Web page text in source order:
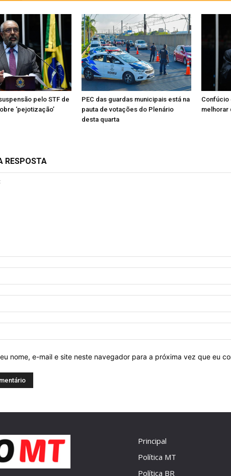
pelo STF de
‘pejotização’
PEC das guardas municipais está na
pauta de votações do Plenário
desta quarta
Confúcio
melhorar
RESPOSTA
nome, e-mail e site neste navegador para a próxima vez que eu
Principal
Política MT
Política BR